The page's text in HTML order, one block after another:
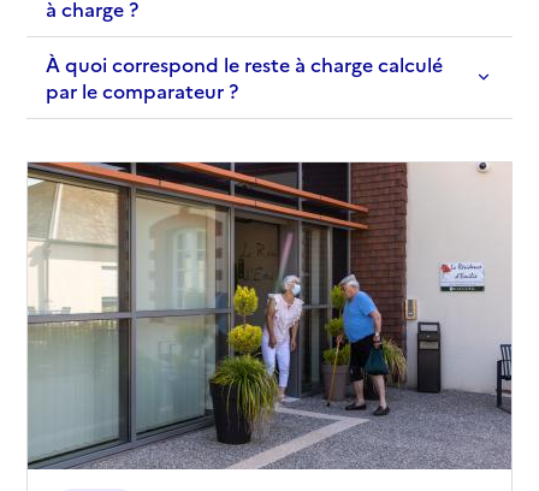
à charge ?
À quoi correspond le reste à charge calculé
par le comparateur ?